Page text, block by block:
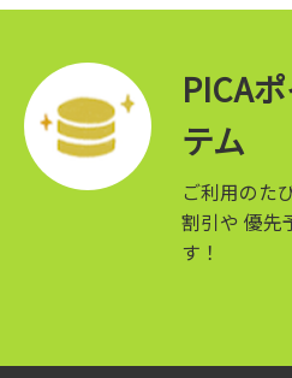
PICA
テム
ご利用のた
割引や 優先
す！